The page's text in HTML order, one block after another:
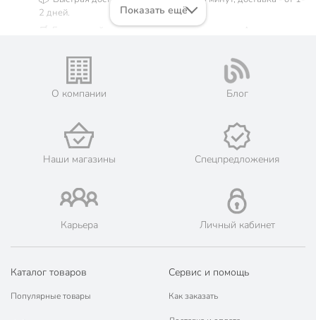
2 дней.
🛒 Бесплатный самовывоз из магазинов города Астрахань.
его онлайн на официальном сайте сети магазинов Порядок.
Мы предлагаем бесплатную курьерскую доставку для товара
«чайные сервизы» при заказе от 3000 рублей в такие города,
как: Нариманов, Икряное, Камызяк, Красный Яр, Харабали,
Чёрный Яр.
💳 Оплата: онлайн на сайте интернет-гипермаркета или
наличными при получении.
📜 Только оригинальная продукция. Интернет-гипермаркет
Порядок - официальный представитель ведущих мировых
марок.
Показать ещё
О компании Блог
Наши магазины Спецпредложения
Карьера Личный кабинет
Каталог товаров
Популярные товары
Сервис и помощь
Как заказать